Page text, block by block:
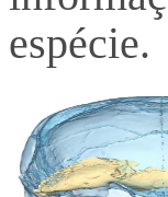
espécie.